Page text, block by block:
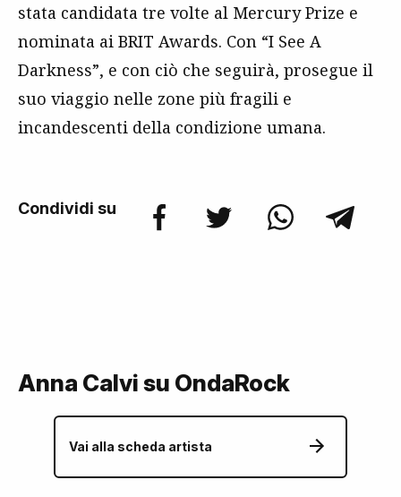
stata candidata tre volte al Mercury Prize e
nominata ai BRIT Awards. Con “I See A
Darkness”, e con ciò che seguirà, prosegue il
suo viaggio nelle zone più fragili e
incandescenti della condizione umana.
Condividi su
Anna Calvi su OndaRock
Vai alla scheda artista